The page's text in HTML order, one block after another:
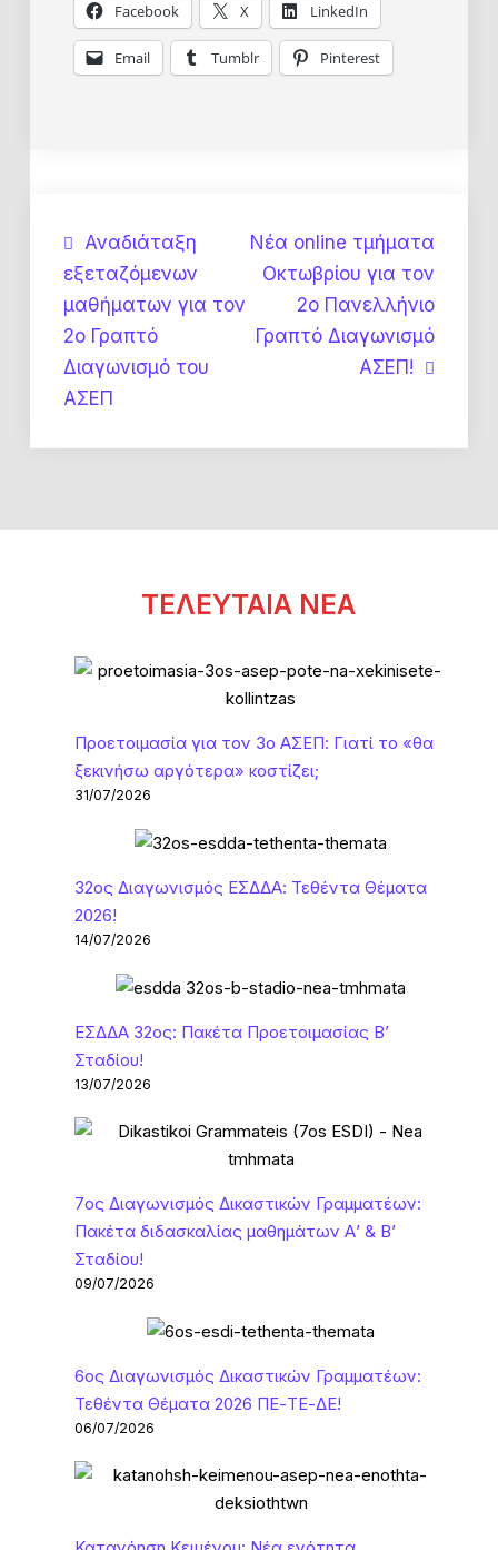
Facebook X LinkedIn
Email Tumblr Pinterest
Πλοήγηση
άρθρων
Αναδιάταξη
εξεταζόμενων
μαθήματων για τον
2ο Γραπτό
Διαγωνισμό του
ΑΣΕΠ
Νέα online τμήματα
Οκτωβρίου για τον
2ο Πανελλήνιο
Γραπτό Διαγωνισμό
ΑΣΕΠ!
ΤΕΛΕΥΤΑΙΑ ΝΕΑ
Προετοιμασία για τον 3ο ΑΣΕΠ: Γιατί το «θα
ξεκινήσω αργότερα» κοστίζει;
31/07/2026
32ος Διαγωνισμός ΕΣΔΔΑ: Τεθέντα Θέματα
2026!
14/07/2026
ΕΣΔΔΑ 32ος: Πακέτα Προετοιμασίας Β’
Σταδίου!
13/07/2026
7ος Διαγωνισμός Δικαστικών Γραμματέων:
Πακέτα διδασκαλίας μαθημάτων Α’ & Β’
Σταδίου!
09/07/2026
6ος Διαγωνισμός Δικαστικών Γραμματέων:
Τεθέντα Θέματα 2026 ΠΕ-ΤΕ-ΔΕ!
06/07/2026